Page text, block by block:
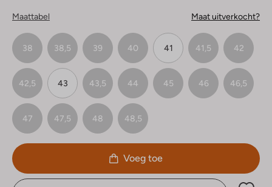
Maattabel Maat uitverkocht?
38 38,5 39 40 41 41,5 42
42,5 43 43,5 44 45 46 46,5
47 47,5 48 48,5
Voeg toe